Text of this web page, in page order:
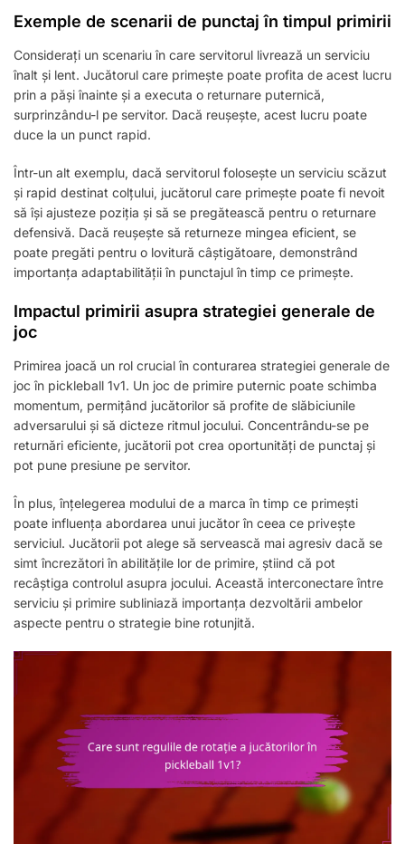
Exemple de scenarii de punctaj în timpul primirii
Considerați un scenariu în care servitorul livrează un serviciu
înalt și lent. Jucătorul care primește poate profita de acest lucru
prin a păși înainte și a executa o returnare puternică,
surprinzându-l pe servitor. Dacă reușește, acest lucru poate
duce la un punct rapid.
Într-un alt exemplu, dacă servitorul folosește un serviciu scăzut
și rapid destinat colțului, jucătorul care primește poate fi nevoit
să își ajusteze poziția și să se pregătească pentru o returnare
defensivă. Dacă reușește să returneze mingea eficient, se
poate pregăti pentru o lovitură câștigătoare, demonstrând
importanța adaptabilității în punctajul în timp ce primește.
Impactul primirii asupra strategiei generale de
joc
Primirea joacă un rol crucial în conturarea strategiei generale de
joc în pickleball 1v1. Un joc de primire puternic poate schimba
momentum, permițând jucătorilor să profite de slăbiciunile
adversarului și să dicteze ritmul jocului. Concentrându-se pe
returnări eficiente, jucătorii pot crea oportunități de punctaj și
pot pune presiune pe servitor.
În plus, înțelegerea modului de a marca în timp ce primești
poate influența abordarea unui jucător în ceea ce privește
serviciul. Jucătorii pot alege să servească mai agresiv dacă se
simt încrezători în abilitățile lor de primire, știind că pot
recâștiga controlul asupra jocului. Această interconectare între
serviciu și primire subliniază importanța dezvoltării ambelor
aspecte pentru o strategie bine rotunjită.